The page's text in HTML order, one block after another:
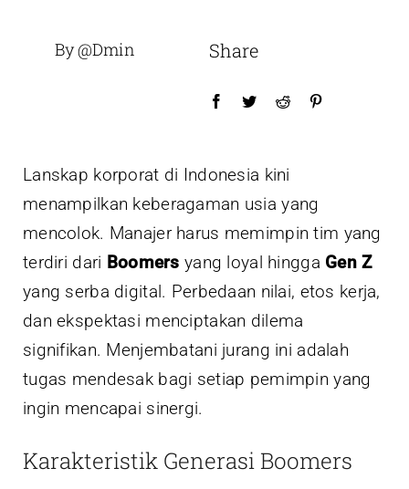
By @dmin Share
Lanskap korporat di Indonesia kini
menampilkan keberagaman usia yang
mencolok. Manajer harus memimpin tim yang
terdiri dari Boomers yang loyal hingga Gen Z
yang serba digital. Perbedaan nilai, etos kerja,
dan ekspektasi menciptakan dilema
signifikan. Menjembatani jurang ini adalah
tugas mendesak bagi setiap pemimpin yang
ingin mencapai sinergi.
Karakteristik Generasi Boomers